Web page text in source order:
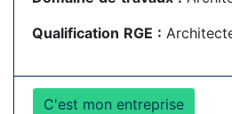
Qualification RGE :
C'est mon entreprise